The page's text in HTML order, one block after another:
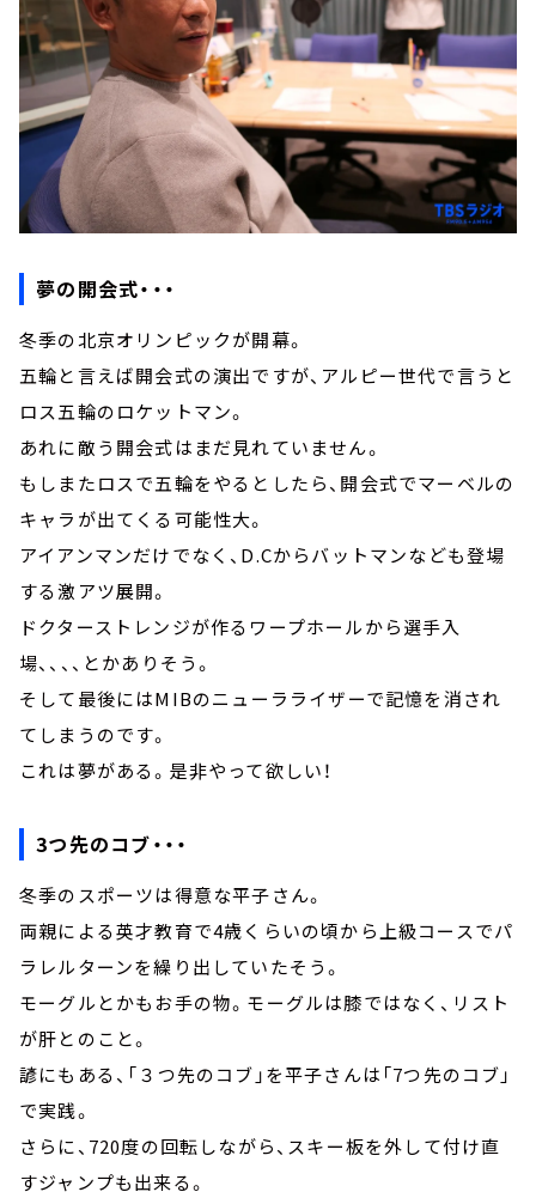
夢の開会式・・・
冬季の北京オリンピックが開幕。
五輪と言えば開会式の演出ですが、アルピー世代で言うと
ロス五輪のロケットマン。
あれに敵う開会式はまだ見れていません。
もしまたロスで五輪をやるとしたら、開会式でマーベルの
キャラが出てくる可能性大。
アイアンマンだけでなく、D.Cからバットマンなども登場
する激アツ展開。
ドクターストレンジが作るワープホールから選手入
場、、、、とかありそう。
そして最後にはMIBのニューラライザーで記憶を消され
てしまうのです。
これは夢がある。是非やって欲しい！
3つ先のコブ・・・
冬季のスポーツは得意な平子さん。
両親による英才教育で4歳くらいの頃から上級コースでパ
ラレルターンを繰り出していたそう。
モーグルとかもお手の物。モーグルは膝ではなく、リスト
が肝とのこと。
諺にもある、「３つ先のコブ」を平子さんは「7つ先のコブ」
で実践。
さらに、720度の回転しながら、スキー板を外して付け直
すジャンプも出来る。